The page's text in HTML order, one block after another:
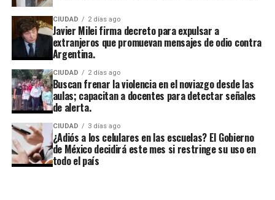
CIUDAD 2 días ago
Javier Milei firma decreto para expulsar a
extranjeros que promuevan mensajes de odio contra
Argentina.
CIUDAD 2 días ago
Buscan frenar la violencia en el noviazgo desde las
aulas; capacitan a docentes para detectar señales
de alerta.
CIUDAD 3 días ago
¿Adiós a los celulares en las escuelas? El Gobierno
de México decidirá este mes si restringe su uso en
todo el país